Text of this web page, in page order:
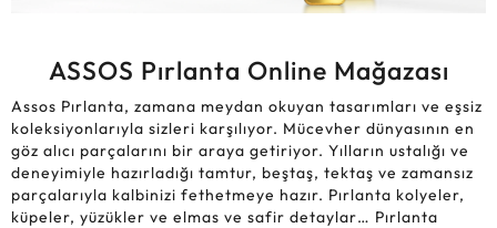
ASSOS Pırlanta Online Mağazası
Assos Pırlanta, zamana meydan okuyan tasarımları ve eşsiz
koleksiyonlarıyla sizleri karşılıyor. Mücevher dünyasının en
göz alıcı parçalarını bir araya getiriyor. Yılların ustalığı ve
deneyimiyle hazırladığı tamtur, beştaş, tektaş ve zamansız
parçalarıyla kalbinizi fethetmeye hazır. Pırlanta kolyeler,
küpeler, yüzükler ve elmas ve safir detaylar… Pırlanta